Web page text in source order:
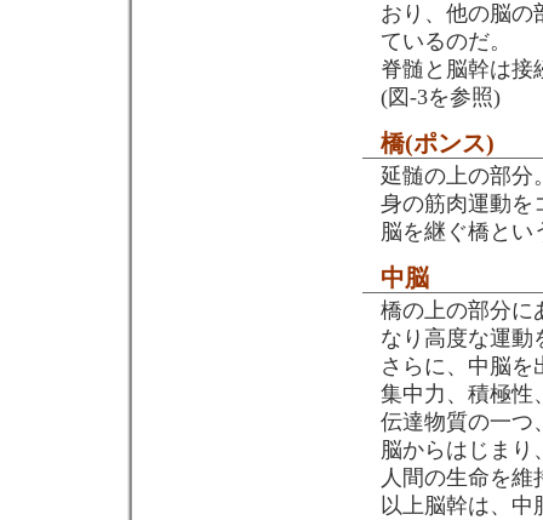
おり、他の脳の
ているのだ。
脊髄と脳幹は接
(図-3を参照)
橋(ポンス)
延髄の上の部分
身の筋肉運動を
脳を継ぐ橋とい
中脳
橋の上の部分に
なり高度な運動
さらに、中脳を
集中力、積極性
伝達物質の一つ
脳からはじまり
人間の生命を
以上脳幹は、